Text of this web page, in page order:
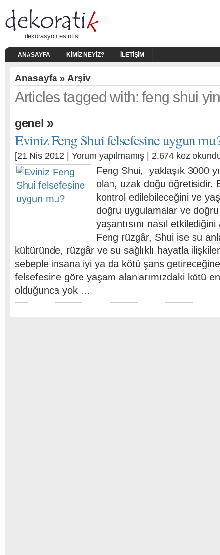
dekorasyon esintisi
ANASAYFA KIMIZ NEYIZ? İLETIŞIM
Anasayfa » Arşiv
Articles tagged with: feng shui
genel »
Eviniz Feng Shui felsefesine uygun
[21 Nis 2012 | Yorum yapılmamış | 2.674 kez
Feng Shui, yaklaşık 3000
olan, uzak doğu öğretisidir.
kontrol edilebileceğini ve
doğru uygulamalar ve
yaşantısını nasıl
Feng rüzgâr, Shui ise su
kültüründe, rüzgâr ve su sağlıklı hayatla
sebeple insana iyi ya da kötü şans getireceğine
felsefesine göre yaşam alanlarımızdaki kötü
olduğunca yok …